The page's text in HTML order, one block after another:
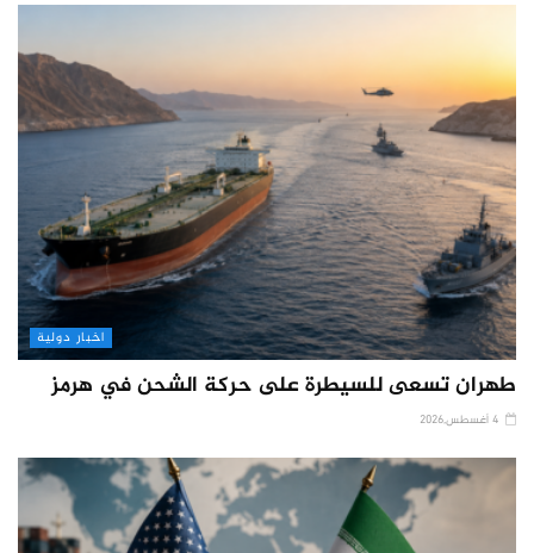
اخبار دولية
طهران تسعى للسيطرة على حركة الشحن في هرمز